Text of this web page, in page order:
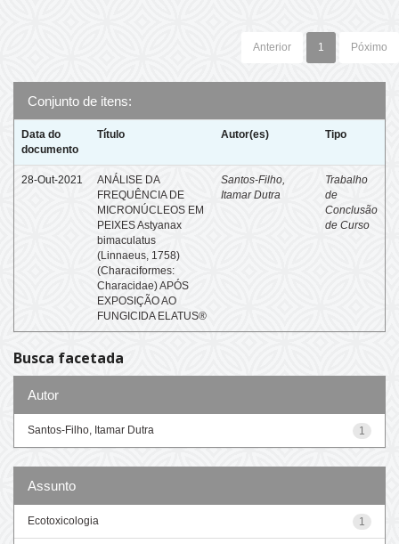
Anterior 1 Póximo
Conjunto de itens:
Data do
documento
Título Autor(es) Tipo
28-Out-2021
ANÁLISE DA
FREQUÊNCIA DE
MICRONÚCLEOS EM
PEIXES Astyanax
bimaculatus
(Linnaeus, 1758)
(Characiformes:
Characidae) APÓS
EXPOSIÇÃO AO
FUNGICIDA ELATUS®
Santos-Filho,
Itamar Dutra
Trabalho
de
Conclusão
de Curso
Busca facetada
Autor
1
Santos-Filho, Itamar Dutra
Assunto
1
Ecotoxicologia